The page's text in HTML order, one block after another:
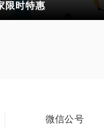
限时特惠
微信公号